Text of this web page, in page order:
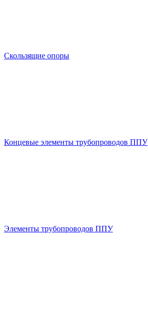
Скользящие опоры
Концевые элементы трубопроводов ППУ
Элементы трубопроводов ППУ